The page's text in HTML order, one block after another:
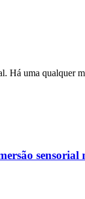
Há uma qualquer
sensorial